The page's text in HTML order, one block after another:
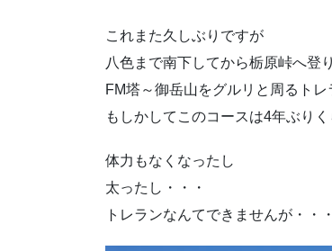
これまた久しぶりですが
八色まで南下してから栃原峠へ登り
FM塔～御岳山をグルリと周るト
もしかしてこのコースは4年ぶり
体力もなくなったし
太ったし・・・
トレランなんてできませんが・・